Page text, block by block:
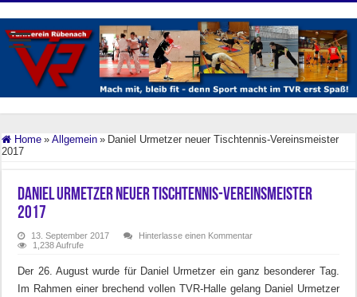
Home » Allgemein » Daniel Urmetzer neuer Tischtennis-Vereinsmeister
2017
Daniel Urmetzer neuer Tischtennis-Vereinsmeister
2017
13. September 2017
Hinterlasse einen Kommentar
1,238 Aufrufe
Der 26. August wurde für Daniel Urmetzer ein ganz besonderer Tag.
Im Rahmen einer brechend vollen TVR-Halle gelang Daniel Urmetzer